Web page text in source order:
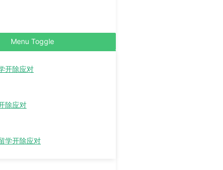
Menu Toggle
开除应对
除应对
学开除应对